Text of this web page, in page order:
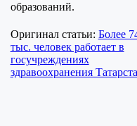
образований.
Оригинал статьи: Более
тыс. человек работает в
госучреждениях
здравоохранения